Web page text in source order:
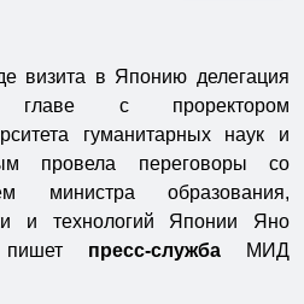
визита в Японию делегация
главе с проректором
гуманитарных наук и
провела переговоры со
министра образования,
и технологий Японии Яно
пишет пресс-службаМИД